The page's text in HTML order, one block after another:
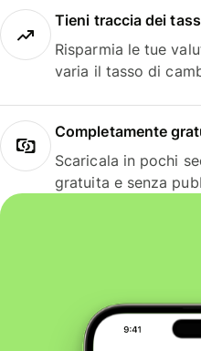
Tieni traccia dei
Risparmia le tue
varia il tasso di
Completamente
Scaricala in pochi
gratuita e senza